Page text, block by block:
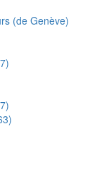
(de Genève)